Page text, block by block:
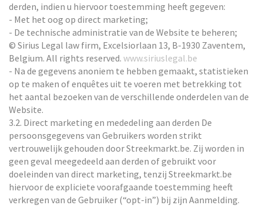
derden, indien u hiervoor toestemming heeft gegeven:
- Met het oog op direct marketing;
- De technische administratie van de Website te beheren;
© Sirius Legal law firm, Excelsiorlaan 13, B-1930 Zaventem,
Belgium. All rights reserved. www.siriuslegal.be
- Na de gegevens anoniem te hebben gemaakt, statistieken
op te maken of enquêtes uit te voeren met betrekking tot
het aantal bezoeken van de verschillende onderdelen van de
Website.
3.2. Direct marketing en mededeling aan derden De
persoonsgegevens van Gebruikers worden strikt
vertrouwelijk gehouden door Streekmarkt.be. Zij worden in
geen geval meegedeeld aan derden of gebruikt voor
doeleinden van direct marketing, tenzij Streekmarkt.be
hiervoor de expliciete voorafgaande toestemming heeft
verkregen van de Gebruiker (“opt-in”) bij zijn Aanmelding.